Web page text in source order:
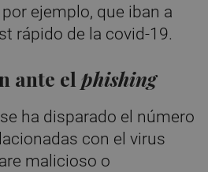
ejemplo, que iban a
rápido de la covid-19.
ante elphishing
ha disparado el número
con el virus
malicioso o